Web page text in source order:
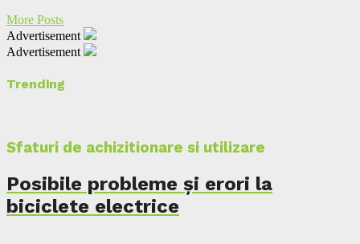
More Posts
Advertisement
Advertisement
Trending
Sfaturi de achizitionare si utilizare
Posibile probleme și erori la
biciclete electrice